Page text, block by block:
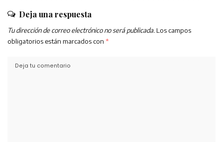
Deja una respuesta
Tu dirección de correo electrónico no será publicada. Los campos
obligatorios están marcados con *